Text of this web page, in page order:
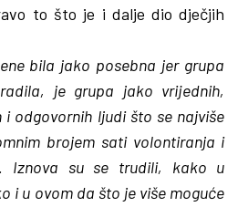
to što je i dalje dio dječjih
bila jako posebna jer grupa
je grupa jako vrijednih,
odgovornih ljudi što se najviše
brojem sati volontiranja i
Iznova su se trudili, kako u
i u ovom da što je više moguće